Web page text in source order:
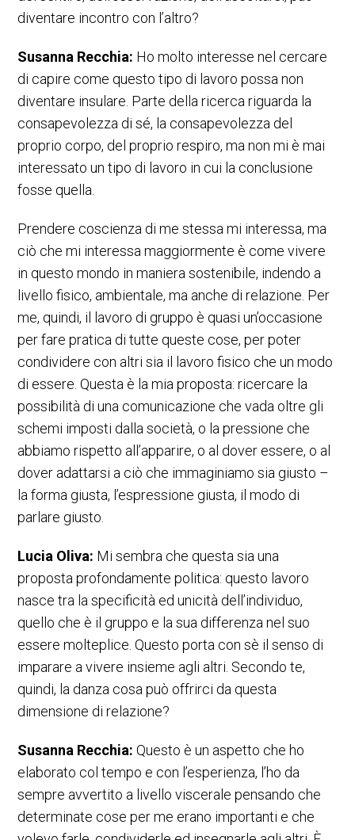
diventare incontro con l’altro?
Susanna Recchia: Ho molto interesse nel cercare
di capire come questo tipo di lavoro possa non
diventare insulare. Parte della ricerca riguarda la
consapevolezza di sé, la consapevolezza del
proprio corpo, del proprio respiro, ma non mi è mai
interessato un tipo di lavoro in cui la conclusione
fosse quella.
Prendere coscienza di me stessa mi interessa, ma
ciò che mi interessa maggiormente è come vivere
in questo mondo in maniera sostenibile, indendo a
livello fisico, ambientale, ma anche di relazione. Per
me, quindi, il lavoro di gruppo è quasi un’occasione
per fare pratica di tutte queste cose, per poter
condividere con altri sia il lavoro fisico che un modo
di essere. Questa è la mia proposta: ricercare la
possibilità di una comunicazione che vada oltre gli
schemi imposti dalla società, o la pressione che
abbiamo rispetto all’apparire, o al dover essere, o al
dover adattarsi a ciò che immaginiamo sia giusto –
la forma giusta, l’espressione giusta, il modo di
parlare giusto.
Lucia Oliva: Mi sembra che questa sia una
proposta profondamente politica: questo lavoro
nasce tra la specificità ed unicità dell’individuo,
quello che è il gruppo e la sua differenza nel suo
essere molteplice. Questo porta con sè il senso di
imparare a vivere insieme agli altri. Secondo te,
quindi, la danza cosa può offrirci da questa
dimensione di relazione?
Susanna Recchia: Questo è un aspetto che ho
elaborato col tempo e con l’esperienza, l’ho da
sempre avvertito a livello viscerale pensando che
determinate cose per me erano importanti e che